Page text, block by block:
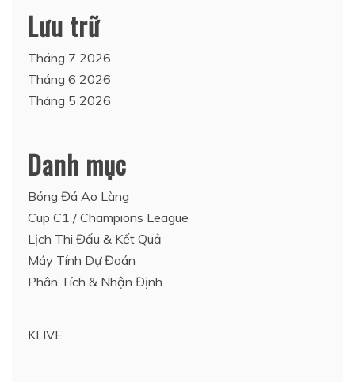
Lưu trữ
Tháng 7 2026
Tháng 6 2026
Tháng 5 2026
Danh mục
Bóng Đá Ao Làng
Cup C1 / Champions League
Lịch Thi Đấu & Kết Quả
Máy Tính Dự Đoán
Phân Tích & Nhận Định
KLIVE